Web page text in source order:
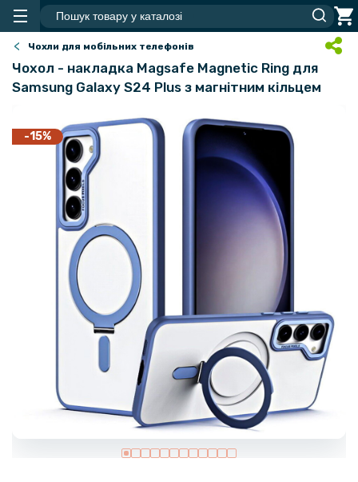
Чохли для мобільних телефонів
Чохол - накладка Magsafe Magnetic Ring для
Samsung Galaxy S24 Plus з магнітним кільцем
-15%